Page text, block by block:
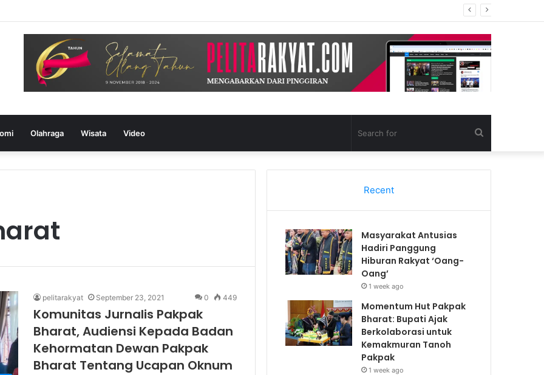
Olahraga Wisata Video
for
pelitarakyat September 23, 2021 0 449
Komunitas Jurnalis Pakpak
Bharat, Audiensi Kepada Badan
Kehormatan Dewan Pakpak
Bharat Tentang Ucapan Oknum
Recent
Masyarakat Antusias
Hadiri Panggung
Hiburan Rakyat ‘Oang-
Oang’
1 week ago
Momentum Hut Pakpak
Bharat: Bupati Ajak
Berkolaborasi untuk
Kemakmuran Tanoh
Pakpak
1 week ago